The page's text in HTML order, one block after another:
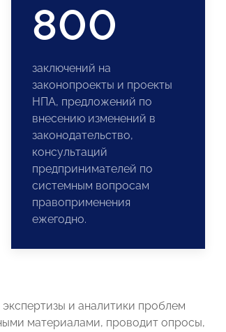
800
заключений на
законопроекты и проекты
НПА, предложений по
внесению изменений в
законодательство,
консультаций
предпринимателей по
системным вопросам
правоприменения
ежегодно.
и аналитики проблем
материалами, проводит опросы,